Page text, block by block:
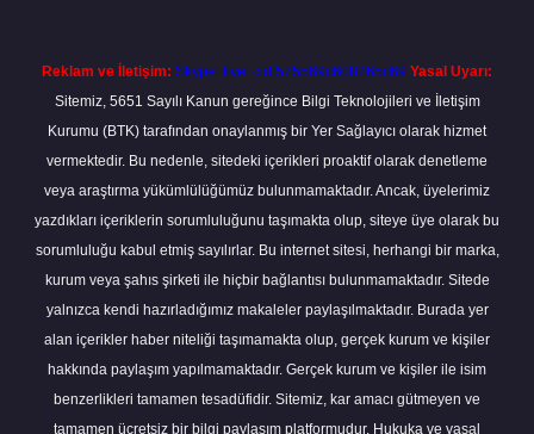
Reklam ve İletişim: Skype: live:.cid.575569c608265c69 Yasal Uyarı:
Sitemiz, 5651 Sayılı Kanun gereğince Bilgi Teknolojileri ve İletişim
Kurumu (BTK) tarafından onaylanmış bir Yer Sağlayıcı olarak hizmet
vermektedir. Bu nedenle, sitedeki içerikleri proaktif olarak denetleme
veya araştırma yükümlülüğümüz bulunmamaktadır. Ancak, üyelerimiz
yazdıkları içeriklerin sorumluluğunu taşımakta olup, siteye üye olarak bu
sorumluluğu kabul etmiş sayılırlar. Bu internet sitesi, herhangi bir marka,
kurum veya şahıs şirketi ile hiçbir bağlantısı bulunmamaktadır. Sitede
yalnızca kendi hazırladığımız makaleler paylaşılmaktadır. Burada yer
alan içerikler haber niteliği taşımamakta olup, gerçek kurum ve kişiler
hakkında paylaşım yapılmamaktadır. Gerçek kurum ve kişiler ile isim
benzerlikleri tamamen tesadüfidir. Sitemiz, kar amacı gütmeyen ve
tamamen ücretsiz bir bilgi paylaşım platformudur. Hukuka ve yasal